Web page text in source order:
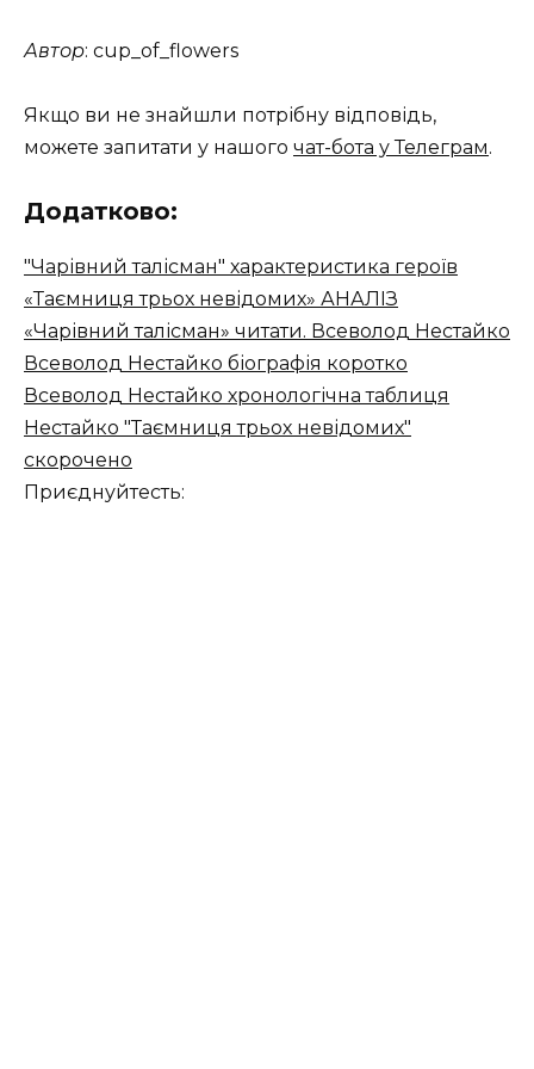
Автор: cup_of_flowers
Якщо ви не знайшли потрібну відповідь,
можете запитати у нашого чат-бота у Телеграм.
Додатково:
"Чарівний талісман" характеристика героїв
«Таємниця трьох невідомих» АНАЛІЗ
«Чарівний талісман» читати. Всеволод Нестайко
Всеволод Нестайко біографія коротко
Всеволод Нестайко хронологічна таблиця
Нестайко "Таємниця трьох невідомих"
скорочено
Приєднуйтесть: